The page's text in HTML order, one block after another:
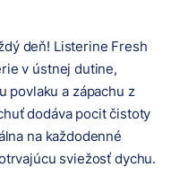
deň! Listerine Fresh
v ústnej dutine,
povlaku a zápachu z
dodáva pocit čistoty
na každodenné
sviežosť dychu.